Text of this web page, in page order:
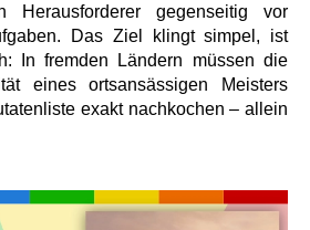
Herausforderer gegenseitig vor
Das Ziel klingt simpel, ist
In fremden Ländern müssen die
eines ortsansässigen Meisters
exakt nachkochen – allein